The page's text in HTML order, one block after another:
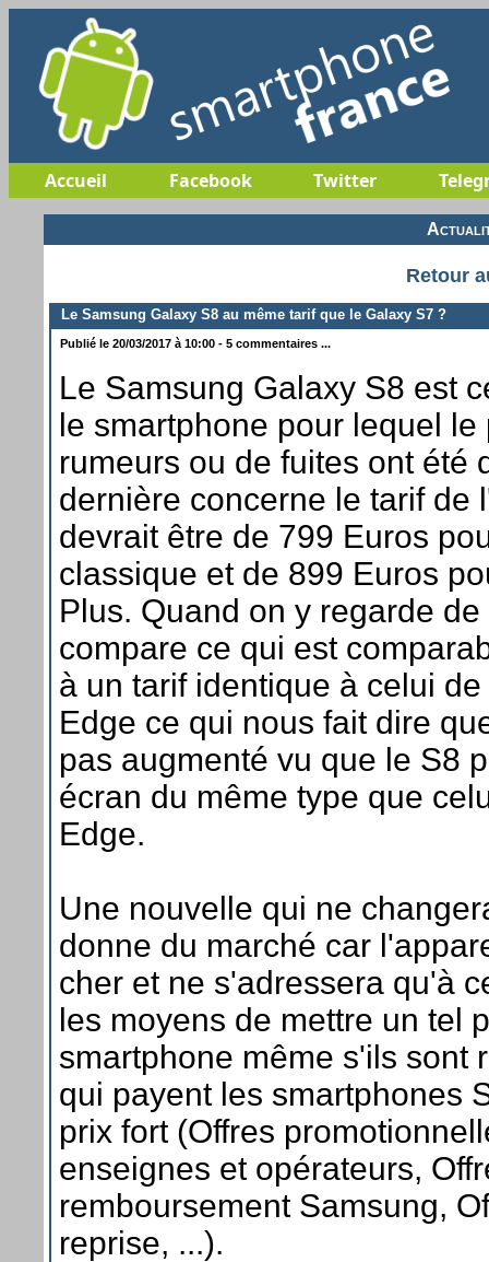
Accueil Facebook Twitter
Retour
Le Samsung Galaxy S8 au même tarif que le Galaxy S7 ?
Publié le 20/03/2017 à 10:00 - 5 commentaires ...
Le Samsung Galaxy S8 est
le smartphone pour lequel le
rumeurs ou de fuites ont été
dernière concerne le tarif de
devrait être de 799 Euros
classique et de 899 Euros
Plus. Quand on y regarde
compare ce qui est
à un tarif identique à celui
Edge ce qui nous fait dire
pas augmenté vu que le S8
écran du même type que
Edge.
Une nouvelle qui ne
donne du marché car
cher et ne s'adressera qu'à
les moyens de mettre un tel
smartphone même s'ils sont
qui payent les smartphones
prix fort (Offres
enseignes et opérateurs,
remboursement Samsung,
reprise, ...).